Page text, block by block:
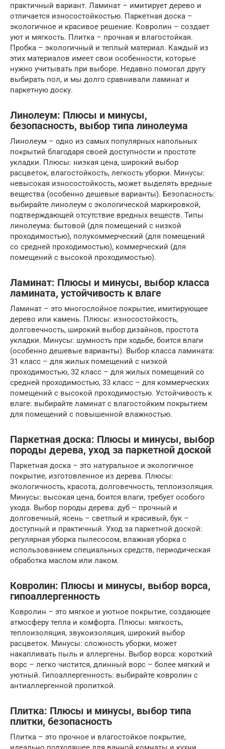
практичный вариант. Ламинат – имитирует дерево и
отличается износостойкостью. Паркетная доска –
экологичное и красивое решение. Ковролин – создает
уют и мягкость. Плитка – прочная и влагостойкая.
Пробка – экологичный и теплый материал. Каждый из
этих материалов имеет свои особенности, которые
нужно учитывать при выборе. Недавно помогал другу
выбирать пол, и мы долго сравнивали ламинат и
паркетную доску.
Линолеум: Плюсы и минусы,
безопасность, выбор типа линолеума
Линолеум – одно из самых популярных напольных
покрытий благодаря своей доступности и простоте
укладки. Плюсы: низкая цена, широкий выбор
расцветок, влагостойкость, легкость уборки. Минусы:
невысокая износостойкость, может выделять вредные
вещества (особенно дешевые варианты). Безопасность:
выбирайте линолеум с экологической маркировкой,
подтверждающей отсутствие вредных веществ. Типы
линолеума: бытовой (для помещений с низкой
проходимостью), полукоммерческий (для помещений
со средней проходимостью), коммерческий (для
помещений с высокой проходимостью).
Ламинат: Плюсы и минусы, выбор класса
ламината, устойчивость к влаге
Ламинат – это многослойное покрытие, имитирующее
дерево или камень. Плюсы: износостойкость,
долговечность, широкий выбор дизайнов, простота
укладки. Минусы: шумность при ходьбе, боится влаги
(особенно дешевые варианты). Выбор класса ламината:
31 класс – для жилых помещений с низкой
проходимостью, 32 класс – для жилых помещений со
средней проходимостью, 33 класс – для коммерческих
помещений с высокой проходимостью. Устойчивость к
влаге: выбирайте ламинат с влагостойким покрытием
для помещений с повышенной влажностью.
Паркетная доска: Плюсы и минусы, выбор
породы дерева, уход за паркетной доской
Паркетная доска – это натуральное и экологичное
покрытие, изготовленное из дерева. Плюсы:
экологичность, красота, долговечность, теплоизоляция.
Минусы: высокая цена, боится влаги, требует особого
ухода. Выбор породы дерева: дуб – прочный и
долговечный, ясень – светлый и красивый, бук –
доступный и практичный. Уход за паркетной доской:
регулярная уборка пылесосом, влажная уборка с
использованием специальных средств, периодическая
обработка маслом или лаком.
Ковролин: Плюсы и минусы, выбор ворса,
гипоаллергенность
Ковролин – это мягкое и уютное покрытие, создающее
атмосферу тепла и комфорта. Плюсы: мягкость,
теплоизоляция, звукоизоляция, широкий выбор
расцветок. Минусы: сложность уборки, может
накапливать пыль и аллергены. Выбор ворса: короткий
ворс – легко чистится, длинный ворс – более мягкий и
уютный. Гипоаллергенность: выбирайте ковролин с
антиаллергенной пропиткой.
Плитка: Плюсы и минусы, выбор типа
плитки, безопасность
Плитка – это прочное и влагостойкое покрытие,